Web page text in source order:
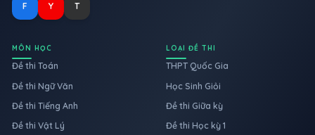
F Y T
MÔN HỌC
Đề thi Toán
Đề thi Ngữ Văn
Đề thi Tiếng Anh
Đề thi Vật Lý
LOẠI ĐỀ THI
THPT Quốc Gia
Học Sinh Giỏi
Đề thi Giữa kỳ
Đề thi Học kỳ 1